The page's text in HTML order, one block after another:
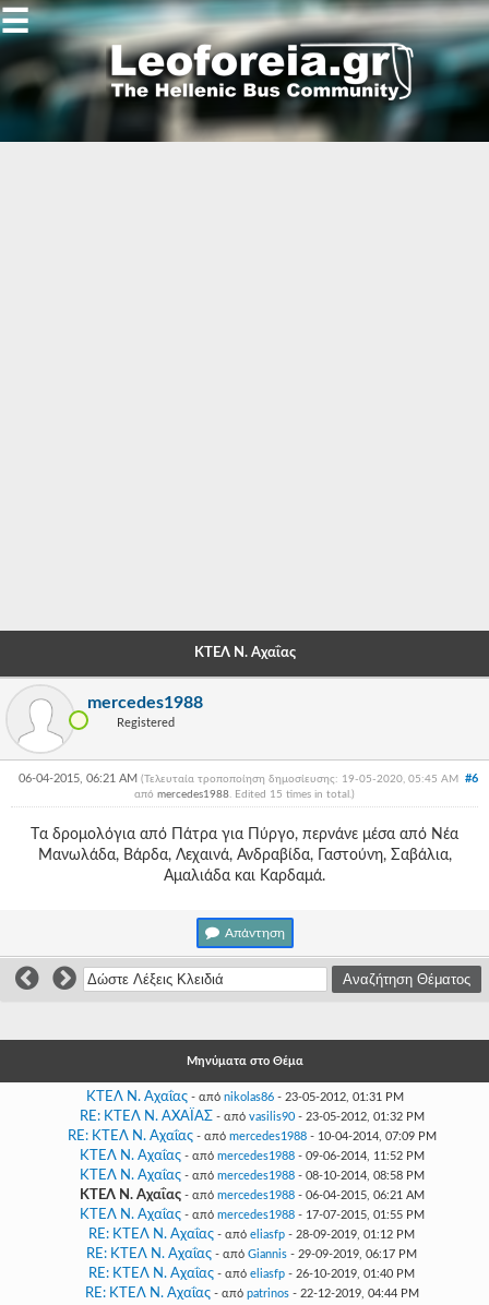
Gallery
-
-
-
Γεια
Εγγραφή
☰
ΚΤΕΛ Ν. Αχαΐας
mercedes1988
Registered
#6
06-04-2015, 06:21 AM (Τελευταία τροποποίηση δημοσίευσης: 19-05-2020, 05:45 AM
από mercedes1988. Edited 15 times in total.)
Tα δρομολόγια από Πάτρα για Πύργο, περνάνε μέσα από Νέα
Μανωλάδα, Βάρδα, Λεχαινά, Ανδραβίδα, Γαστούνη, Σαβάλια,
Αμαλιάδα και Καρδαμά.
Απάντηση
Μηνύματα στο Θέμα
ΚΤΕΛ Ν. Αχαΐας - από nikolas86- 23-05-2012, 01:31 PM
RE: ΚΤΕΛ Ν. ΑΧΑΪΑΣ - από vasilis90- 23-05-2012, 01:32 PM
RE: ΚΤΕΛ Ν. Αχαΐας - από mercedes1988- 10-04-2014, 07:09 PM
ΚΤΕΛ Ν. Αχαΐας - από mercedes1988- 09-06-2014, 11:52 PM
ΚΤΕΛ Ν. Αχαΐας - από mercedes1988- 08-10-2014, 08:58 PM
ΚΤΕΛ Ν. Αχαΐας - από mercedes1988- 06-04-2015, 06:21 AM
ΚΤΕΛ Ν. Αχαΐας - από mercedes1988- 17-07-2015, 01:55 PM
RE: ΚΤΕΛ Ν. Αχαΐας - από eliasfp - 28-09-2019, 01:12 PM
RE: ΚΤΕΛ Ν. Αχαΐας - από Giannis - 29-09-2019, 06:17 PM
RE: ΚΤΕΛ Ν. Αχαΐας - από eliasfp - 26-10-2019, 01:40 PM
RE: ΚΤΕΛ Ν. Αχαΐας - από patrinos- 22-12-2019, 04:44 PM